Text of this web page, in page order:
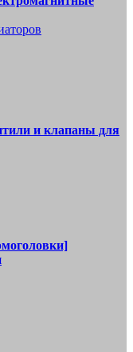
и клапаны для